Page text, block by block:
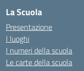
La Scuola
Presentazione
I luoghi
I numeri della scuola
Le carte della scuola